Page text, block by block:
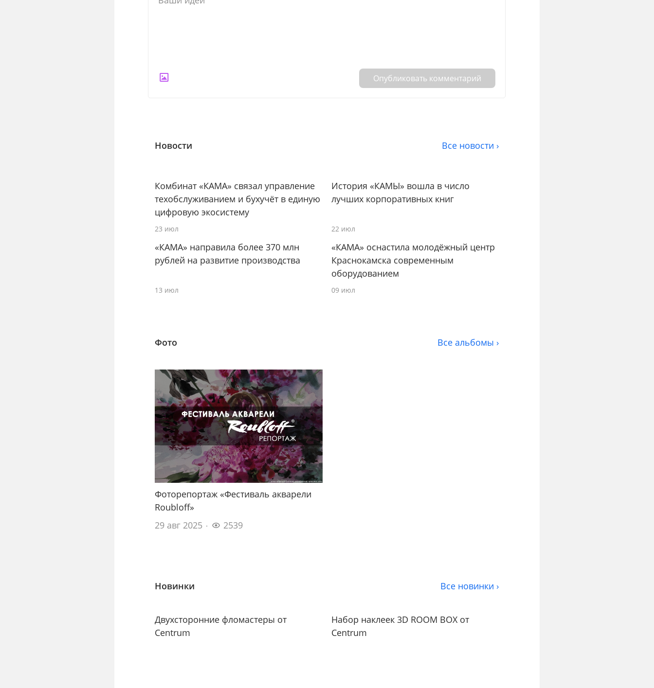
Опубликовать комментарий
Новости Все новости ›
Комбинат «КАМА» связал управление
техобслуживанием и бухучёт в единую
цифровую экосистему
23 июл
История «КАМЫ» вошла в число
лучших корпоративных книг
22 июл
«КАМА» направила более 370 млн
рублей на развитие производства
13 июл
«КАМА» оснастила молодёжный центр
Краснокамска современным
оборудованием
09 июл
Фото Все альбомы ›
Фоторепортаж «Фестиваль акварели
Roubloff»
29 авг 2025
2539
Новинки Все новинки ›
Двухсторонние фломастеры от
Centrum
Набор наклеек 3D ROOM BOX от
Centrum